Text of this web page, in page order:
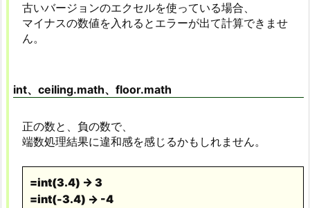
古いバージョンのエクセルを使っている場合、
マイナスの数値を入れるとエラーが出て計算できませ
ん。
int、ceiling.math、floor.math
正の数と、負の数で、
端数処理結果に違和感を感じるかもしれません。
=int(3.4) → 3
=int(-3.4) → -4